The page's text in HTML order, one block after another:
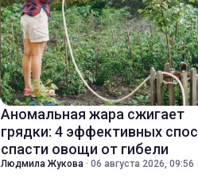
Аномальная жара сжигает
грядки: 4 эффективных
спасти овощи от гибели
Людмила Жукова · 06 августа 2026, 09:56